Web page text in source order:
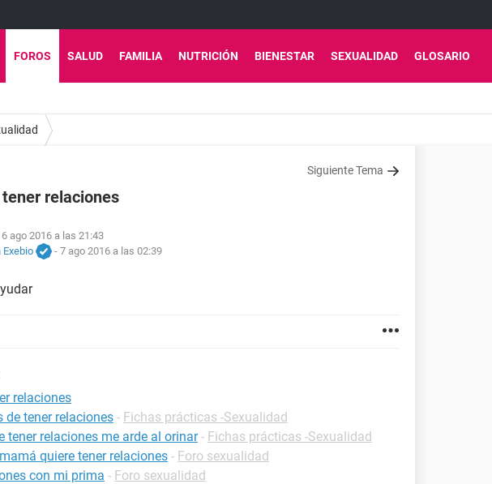
FOROS SALUD FAMILIA NUTRICIÓN BIENESTAR SEXUALIDAD GLOSARIO
Siguiente Tema
relaciones
6 ago 2016 a las 21:43
Exebio
- 7 ago 2016 a las 02:39
relaciones
de tener relaciones - Fichas prácticas -Sexualidad
tener relaciones me arde al orinar - Fichas prácticas -Sexualidad
quiere tener relaciones - Foro sexualidad
con mi prima - Foro sexualidad